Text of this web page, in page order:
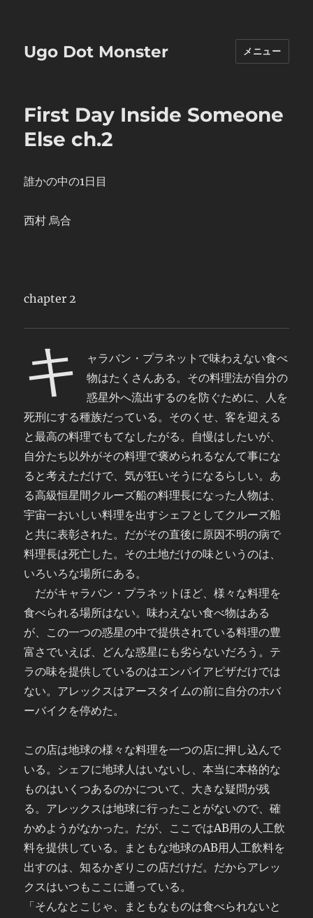
Ugo Dot Monster メニュー
First Day Inside Someone
Else ch.2
誰かの中の1日目
西村 烏合
chapter 2
キ
ャラバン・プラネットで味わえない食べ
物はたくさんある。その料理法が自分の
惑星外へ流出するのを防ぐために、人を
死刑にする種族だっている。そのくせ、客を迎える
と最高の料理でもてなしたがる。自慢はしたいが、
自分たち以外がその料理で褒められるなんて事にな
ると考えただけで、気が狂いそうになるらしい。あ
る高級恒星間クルーズ船の料理長になった人物は、
宇宙一おいしい料理を出すシェフとしてクルーズ船
と共に表彰された。だがその直後に原因不明の病で
料理長は死亡した。その土地だけの味というのは、
いろいろな場所にある。
だがキャラバン・プラネットほど、様々な料理を
食べられる場所はない。味わえない食べ物はある
が、この一つの惑星の中で提供されている料理の豊
富さでいえば、どんな惑星にも劣らないだろう。テ
ラの味を提供しているのはエンパイアピザだけでは
ない。アレックスはアースタイムの前に自分のホバ
ーバイクを停めた。
この店は地球の様々な料理を一つの店に押し込んで
いる。シェフに地球人はいないし、本当に本格的な
ものはいくつあるのかについて、大きな疑問が残
る。アレックスは地球に行ったことがないので、確
かめようがなかった。だが、ここではAB用の人工飲
料を提供している。まともな地球のAB用人工飲料を
出すのは、知るかぎりこの店だけだ。だからアレッ
クスはいつもここに通っている。
「そんなとこじゃ、まともなものは食べられないと